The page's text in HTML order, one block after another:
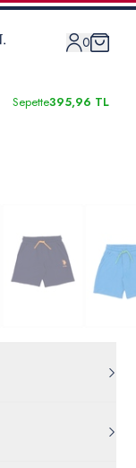
0
Sepette395,96 TL